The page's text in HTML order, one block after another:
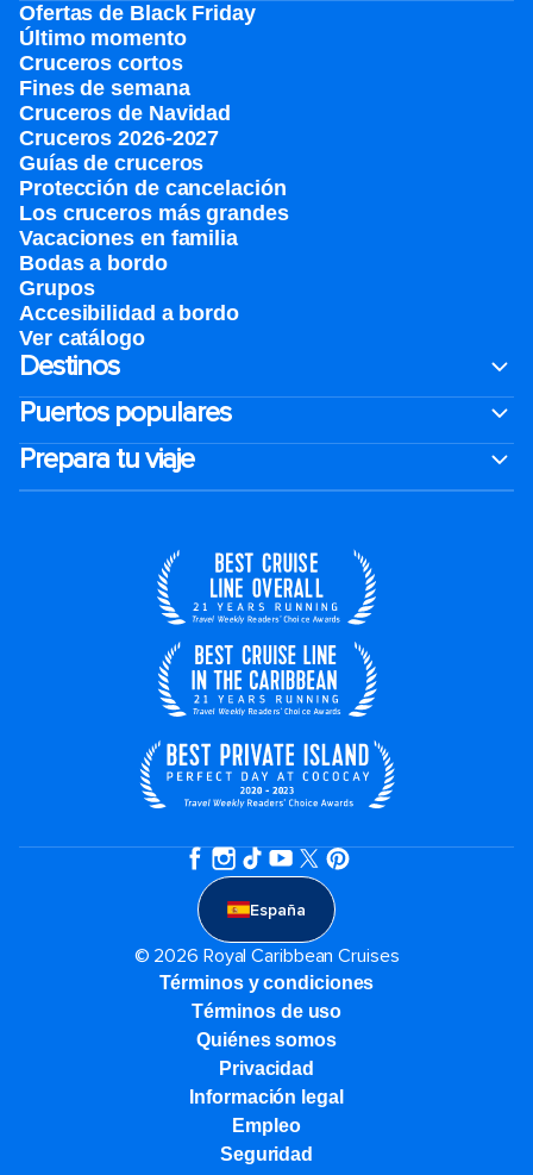
Ofertas de Black Friday
Último momento
Cruceros cortos
Fines de semana
Cruceros de Navidad
Cruceros 2026-2027
Guías de cruceros
Protección de cancelación
Los cruceros más grandes
Vacaciones en familia
Bodas a bordo
Grupos
Accesibilidad a bordo
Ver catálogo
Destinos
Puertos populares
Prepara tu viaje
España
© 2026 Royal Caribbean Cruises
Términos y condiciones
Términos de uso
Quiénes somos
Privacidad
Información legal
Empleo
Seguridad